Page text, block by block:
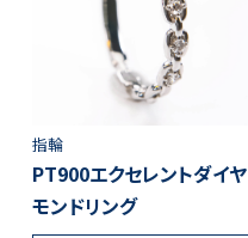
指輪
PT900エクセレントダイヤ
モンドリング